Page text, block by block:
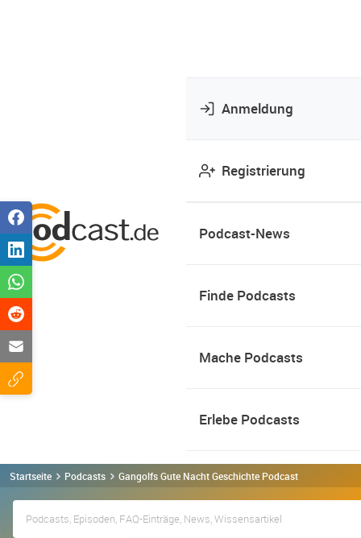
Anmeldung
Registrierung
Podcast-News
Finde Podcasts
Mache Podcasts
Erlebe Podcasts
Startseite Podcasts Gangolfs Gute Nacht Geschichte Podcast